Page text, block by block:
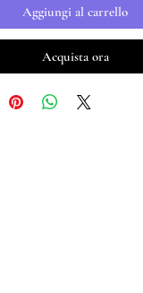
Aggiungi al carrello
Acquista ora